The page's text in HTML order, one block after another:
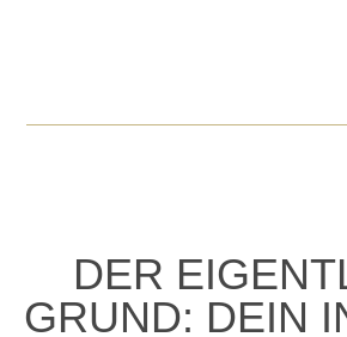
DER
GRUND: DEIN